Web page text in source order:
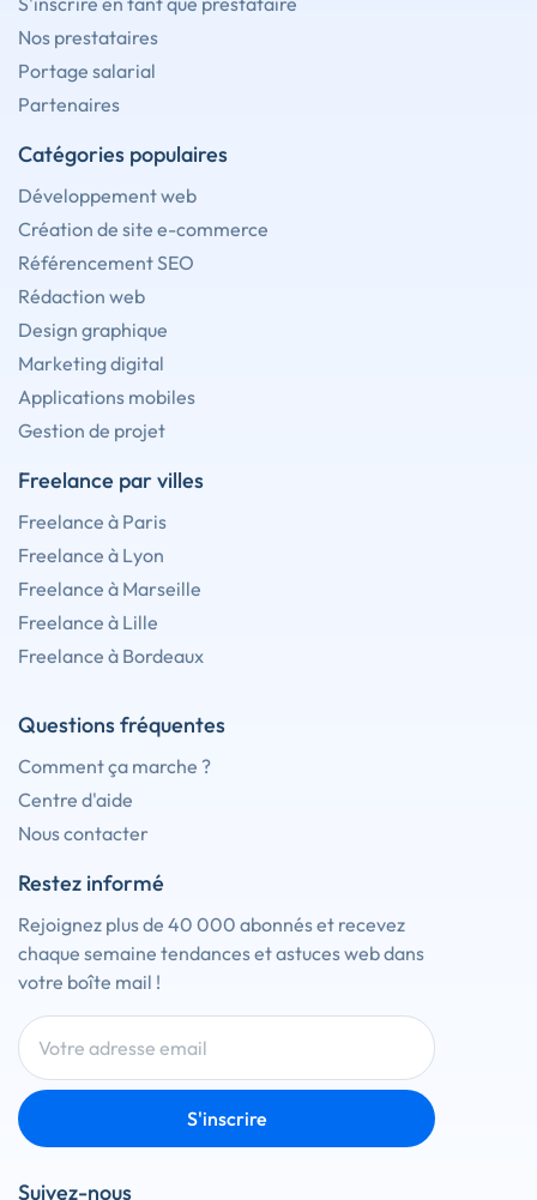
Nos prestataires
Portage salarial
Partenaires
Catégories populaires
Développement web
Création de site e-commerce
Référencement SEO
Rédaction web
Design graphique
Marketing digital
Applications mobiles
Gestion de projet
Freelance par villes
Freelance à Paris
Freelance à Lyon
Freelance à Marseille
Freelance à Lille
Freelance à Bordeaux
Questions fréquentes
Comment ça marche ?
Centre d'aide
Nous contacter
Restez informé
Rejoignez plus de 40 000 abonnés et recevez
chaque semaine tendances et astuces web dans
votre boîte mail !
S'inscrire
Suivez-nous